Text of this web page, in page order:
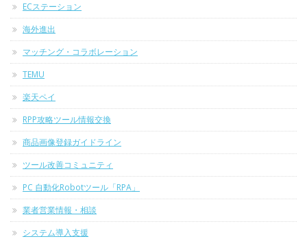
ECステーション
海外進出
マッチング・コラボレーション
TEMU
楽天ペイ
RPP攻略ツール情報交換
商品画像登録ガイドライン
ツール改善コミュニティ
PC 自動化Robotツール「RPA」
業者営業情報・相談
システム導入支援